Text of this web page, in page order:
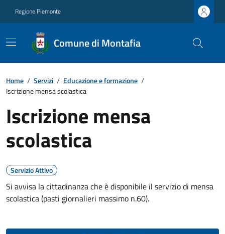
Regione Piemonte
Comune di Montafia
Home / Servizi / Educazione e formazione /
Iscrizione mensa scolastica
Iscrizione mensa
scolastica
Servizio Attivo
Si avvisa la cittadinanza che è disponibile il servizio di mensa
scolastica (pasti giornalieri massimo n.60).